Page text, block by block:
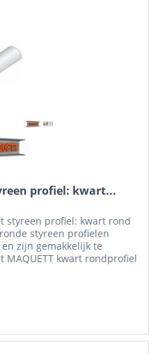
profiel: kwart...
styreen profiel: kwart rond
styreen profielen
zijn gemakkelijk te
MAQUETT kwart rondprofiel
en Vallejo....